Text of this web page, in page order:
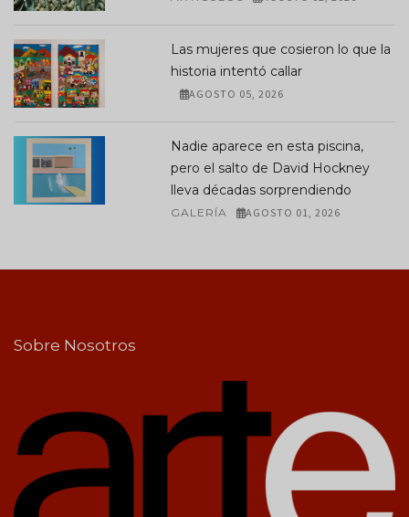
Las mujeres que cosieron lo que la
historia intentó callar
AGOSTO 05, 2026
Nadie aparece en esta piscina,
pero el salto de David Hockney
lleva décadas sorprendiendo
GALERÍA AGOSTO 01, 2026
Sobre Nosotros